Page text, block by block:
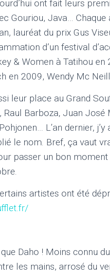
ont fait leurs
Gouriou, Java… Chaque
lauréat du prix Gus
d’un festival
& Women à Tatihou
en 2009, Wendy Mc
leur place au Grand
Barboza, Juan José
L’an dernier, j’y
le nom. Bref, ça vaut
passer un bon
artistes ont été
Daho ! Moins connu
les mains, arrosé du